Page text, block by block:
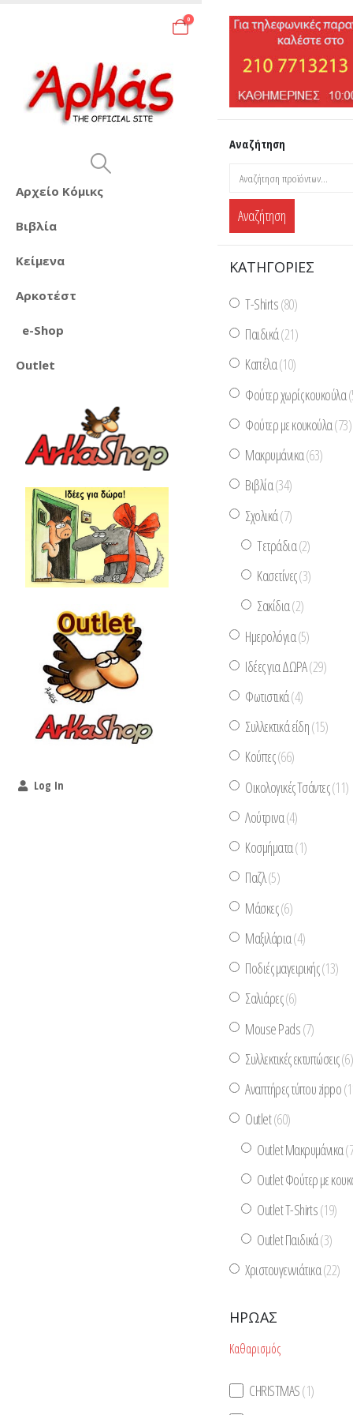
0
Αρχείο Κόμικς
Βιβλία
Κείμενα
Αρκοτέστ
e-Shop
Outlet
Log In
Αναζήτηση
Αναζήτηση
ΚΑΤΗΓΟΡΊΕΣ
T-Shirts(80)
Παιδικά(21)
Καπέλα(10)
Φούτερ χωρίς κουκούλα
Φούτερ με κουκούλα(73)
Μακρυμάνικα(63)
Βιβλία(34)
Σχολικά(7)
Τετράδια(2)
Κασετίνες(3)
Σακίδια(2)
Ημερολόγια(5)
Ιδέες για ΔΩΡΑ(29)
Φωτιστικά(4)
Συλλεκτικά είδη(15)
Κούπες(66)
Οικολογικές Τσάντες(11)
Λούτρινα(4)
Κοσμήματα(1)
Παζλ(5)
Μάσκες(6)
Μαξιλάρια(4)
Ποδιές μαγειρικής(13)
Σαλιάρες(6)
Mouse Pads(7)
Συλλεκτικές εκτυπώσεις(6)
Αναπτήρες τύπου zippo
Outlet(60)
Outlet Μακρυμάνικα
Outlet Φούτερ με
Outlet T-Shirts(19)
Outlet Παιδικά(3)
Χριστουγεννιάτικα(22)
ΉΡΩΑΣ
Καθαρισμός
CHRISTMAS(1)